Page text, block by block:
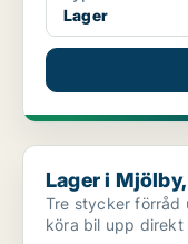
Lager
Lager i Mjölby,
Lager i
Tre stycker förråd
köra bil upp